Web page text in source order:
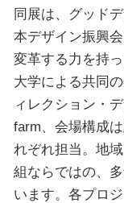
同展は、グッド
本デザイン振興
変革する力を持
大学による共同
ィレクション・
farm、会場構成
れぞれ担当。地
組ならではの、
います。各プロ